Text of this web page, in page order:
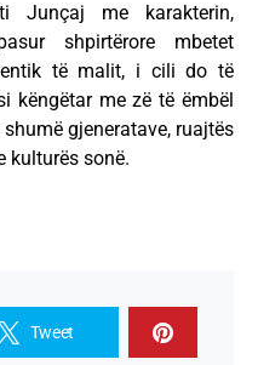
Junçaj me karakterin,
shpirtërore mbetet
të malit, i cili do të
këngëtar me zë të ëmbël
gjeneratave, ruajtës
kulturës sonë.
Tweet